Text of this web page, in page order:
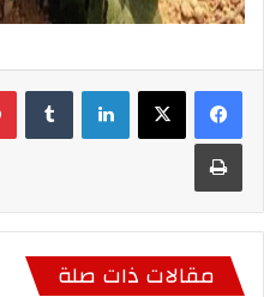
لينكدإن
طباعة
مقالات ذات صلة